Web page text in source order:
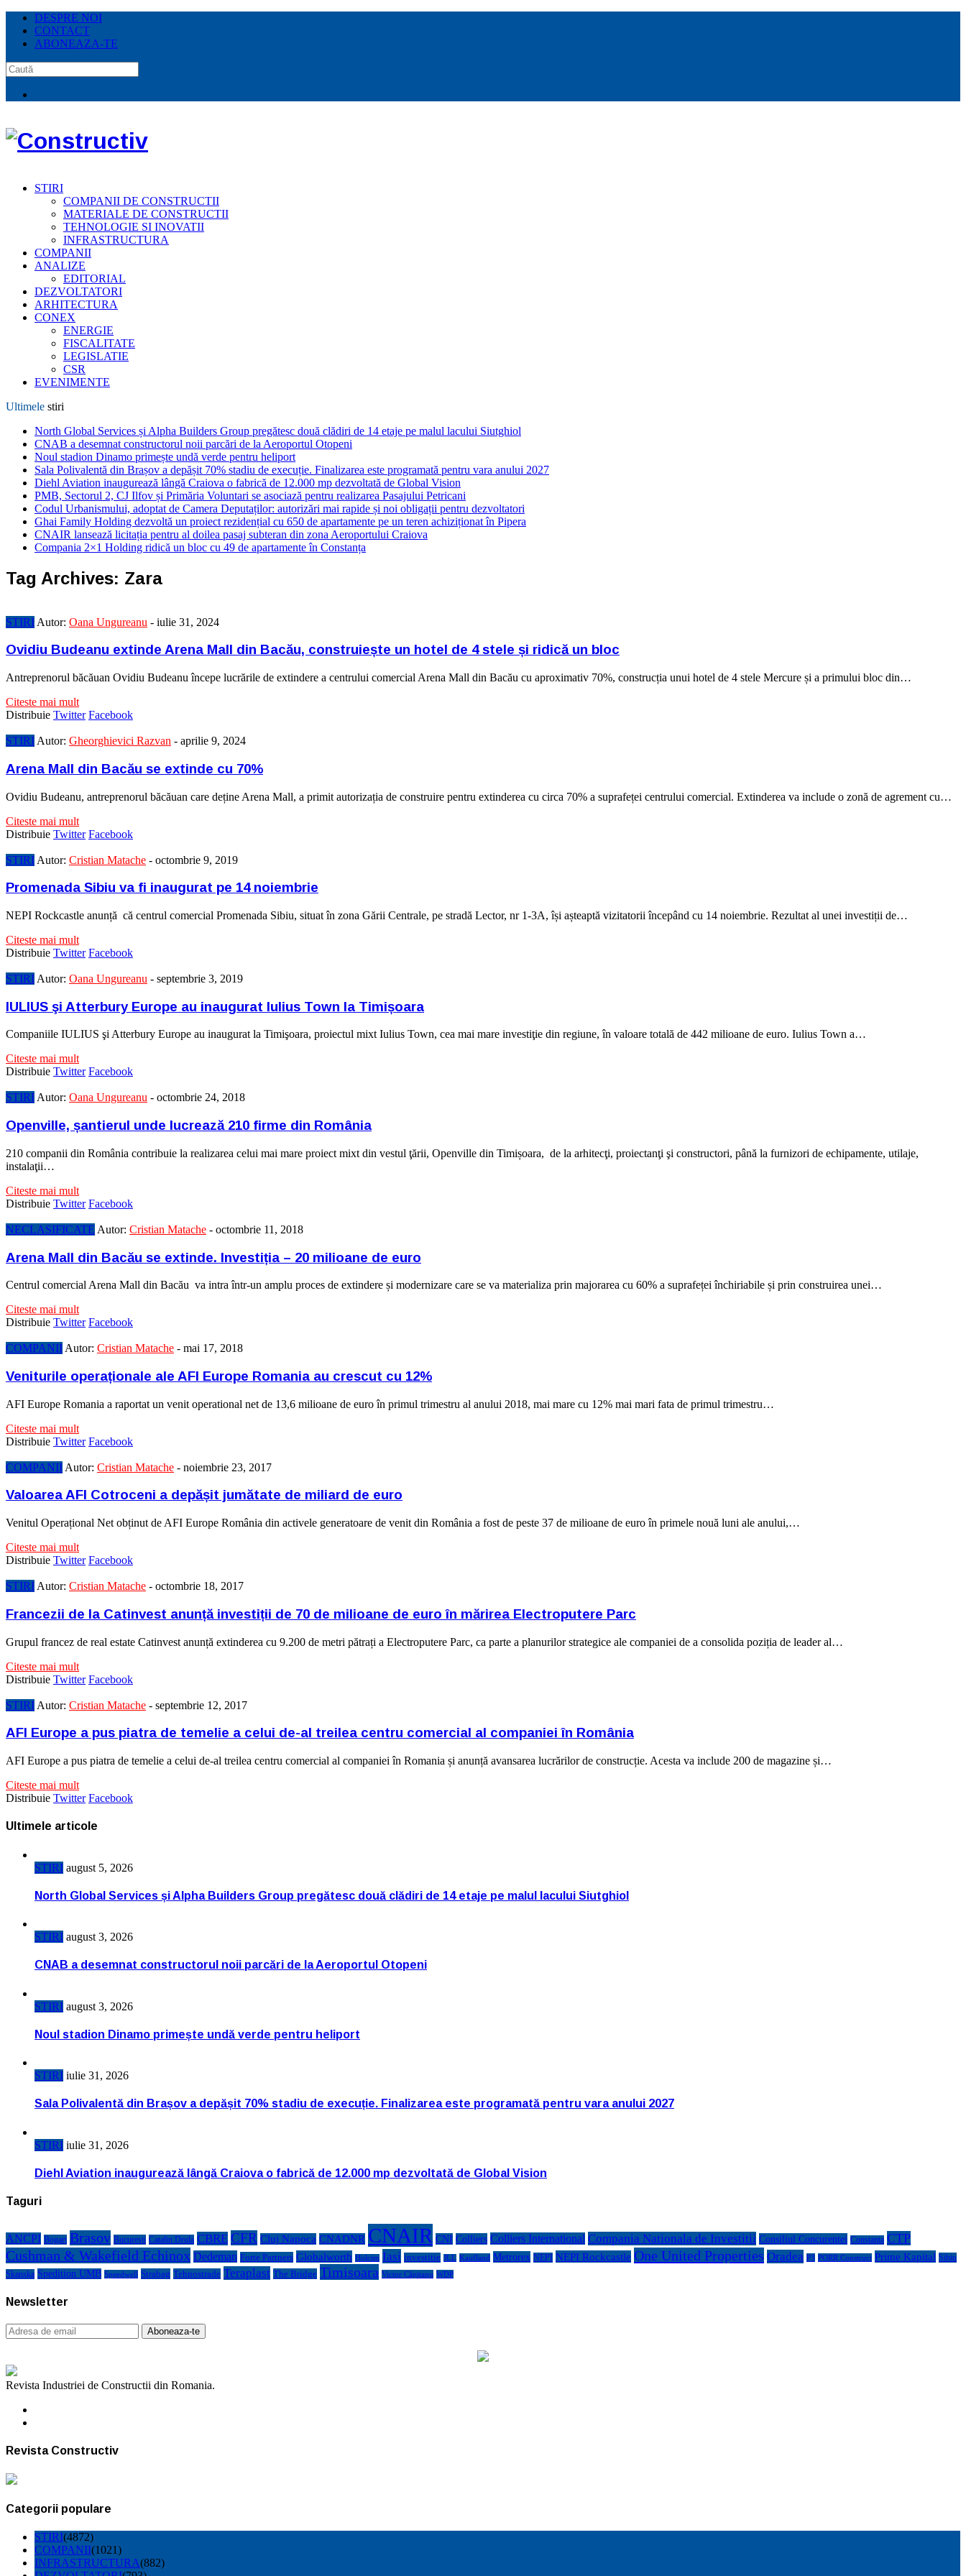
DESPRE NOI
CONTACT
ABONEAZA-TE
STIRI
COMPANII DE CONSTRUCTII
MATERIALE DE CONSTRUCTII
TEHNOLOGIE SI INOVATII
INFRASTRUCTURA
COMPANII
ANALIZE
EDITORIAL
DEZVOLTATORI
ARHITECTURA
CONEX
ENERGIE
FISCALITATE
LEGISLATIE
CSR
EVENIMENTE
Ultimele stiri
North Global Services și Alpha Builders Group pregătesc două clădiri de 14 etaje pe malul lacului Siutghiol
CNAB a desemnat constructorul noii parcări de la Aeroportul Otopeni
Noul stadion Dinamo primește undă verde pentru heliport
Sala Polivalentă din Brașov a depășit 70% stadiu de execuție. Finalizarea este programată pentru vara anului 2027
Diehl Aviation inaugurează lângă Craiova o fabrică de 12.000 mp dezvoltată de Global Vision
PMB, Sectorul 2, CJ Ilfov și Primăria Voluntari se asociază pentru realizarea Pasajului Petricani
Codul Urbanismului, adoptat de Camera Deputaților: autorizări mai rapide și noi obligații pentru dezvoltatori
Ghai Family Holding dezvoltă un proiect rezidențial cu 650 de apartamente pe un teren achiziționat în Pipera
CNAIR lansează licitația pentru al doilea pasaj subteran din zona Aeroportului Craiova
Compania 2×1 Holding ridică un bloc cu 49 de apartamente în Constanța
Tag Archives: Zara
STIRI Autor: Oana Ungureanu - iulie 31, 2024
Ovidiu Budeanu extinde Arena Mall din Bacău, construiește un hotel de 4 stele și ridică un bloc
Antreprenorul băcăuan Ovidiu Budeanu începe lucrările de extindere a centrului comercial Arena Mall din Bacău cu aproximativ 70%, construcția unui hotel de 4 stele Mercure și a primului bloc din…
Citeste mai mult
Distribuie Twitter Facebook
STIRI Autor: Gheorghievici Razvan - aprilie 9, 2024
Arena Mall din Bacău se extinde cu 70%
Ovidiu Budeanu, antreprenorul băcăuan care deține Arena Mall, a primit autorizația de construire pentru extinderea cu circa 70% a suprafeței centrului comercial. Extinderea va include o zonă de agrement cu…
Citeste mai mult
Distribuie Twitter Facebook
STIRI Autor: Cristian Matache - octombrie 9, 2019
Promenada Sibiu va fi inaugurat pe 14 noiembrie
NEPI Rockcastle anunță că centrul comercial Promenada Sibiu, situat în zona Gării Centrale, pe stradă Lector, nr 1-3A, își așteaptă vizitatorii începând cu 14 noiembrie. Rezultat al unei investiții de…
Citeste mai mult
Distribuie Twitter Facebook
STIRI Autor: Oana Ungureanu - septembrie 3, 2019
IULIUS şi Atterbury Europe au inaugurat Iulius Town la Timișoara
Companiile IULIUS şi Atterbury Europe au inaugurat la Timişoara, proiectul mixt Iulius Town, cea mai mare investiţie din regiune, în valoare totală de 442 milioane de euro. Iulius Town a…
Citeste mai mult
Distribuie Twitter Facebook
STIRIAutor: Oana Ungureanu - octombrie 24, 2018
Openville, șantierul unde lucrează 210 firme din România
210 companii din România contribuie la realizarea celui mai mare proiect mixt din vestul ţării, Openville din Timișoara, de la arhitecţi, proiectanţi şi constructori, până la furnizori de echipamente, utilaje,
instalaţii…
Citeste mai mult
Distribuie Twitter Facebook
NECLASIFICATE Autor: Cristian Matache - octombrie 11, 2018
Arena Mall din Bacău se extinde. Investiția – 20 milioane de euro
Centrul comercial Arena Mall din Bacău va intra într-un amplu proces de extindere și modernizare care se va materializa prin majorarea cu 60% a suprafeței închiriabile și prin construirea unei…
Citeste mai mult
Distribuie Twitter Facebook
COMPANII Autor: Cristian Matache - mai 17, 2018
Veniturile operaționale ale AFI Europe Romania au crescut cu 12%
AFI Europe Romania a raportat un venit operational net de 13,6 milioane de euro în primul trimestru al anului 2018, mai mare cu 12% mai mari fata de primul trimestru…
Citeste mai mult
Distribuie Twitter Facebook
COMPANII Autor: Cristian Matache - noiembrie 23, 2017
Valoarea AFI Cotroceni a depășit jumătate de miliard de euro
Venitul Operațional Net obținut de AFI Europe România din activele generatoare de venit din România a fost de peste 37 de milioane de euro în primele nouă luni ale anului,…
Citeste mai mult
Distribuie Twitter Facebook
STIRI Autor: Cristian Matache - octombrie 18, 2017
Francezii de la Catinvest anunță investiții de 70 de milioane de euro în mărirea Electroputere Parc
Grupul francez de real estate Catinvest anunță extinderea cu 9.200 de metri pătrați a Electroputere Parc, ca parte a planurilor strategice ale companiei de a consolida poziția de leader al…
Citeste mai mult
Distribuie Twitter Facebook
STIRI Autor: Cristian Matache - septembrie 12, 2017
AFI Europe a pus piatra de temelie a celui de-al treilea centru comercial al companiei în România
AFI Europe a pus piatra de temelie a celui de-al treilea centru comercial al companiei în Romania și anunță avansarea lucrărilor de construcție. Acesta va include 200 de magazine și…
Citeste mai mult
Distribuie Twitter Facebook
Ultimele articole
STIRI august 5, 2026
North Global Services și Alpha Builders Group pregătesc două clădiri de 14 etaje pe malul lacului Siutghiol
STIRI august 3, 2026
CNAB a desemnat constructorul noii parcări de la Aeroportul Otopeni
STIRI august 3, 2026
Noul stadion Dinamo primește undă verde pentru heliport
STIRI iulie 31, 2026
Sala Polivalentă din Brașov a depășit 70% stadiu de execuție. Finalizarea este programată pentru vara anului 2027
STIRI iulie 31, 2026
Diehl Aviation inaugurează lângă Craiova o fabrică de 12.000 mp dezvoltată de Global Vision
Taguri
ANCPI Bogart Brasov Bucuresti Catalin Drula CBRE CFR Cluj Napoca CNADNR CNAIR CNI Colliers Colliers International Compania Nationala de Investitii Consiliul Concurentei Constanta CTP
Cushman & Wakefield Echinox Dedeman Forte Partners Globalworth Holcim Iasi investitie JLL Kaufland Metrorex NEPI NEPI Rockcastle One United Properties Oradea P3 PORR Construct Prime Kapital Sibiu
Skanska Spedition UMB Speedwell Strabag Tehnostrade Teraplast The Bridge Timisoara Victor Căpitanu WDP
Newsletter
Revista Industriei de Constructii din Romania.
Revista Constructiv
Categorii populare
STIRI(4872)
COMPANII(1021)
INFRASTRUCTURA(882)